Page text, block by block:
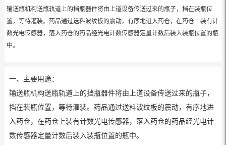
输送瓶机构送瓶轨道上的挡瓶器件将由上道设备传送过来的瓶子，挡在装瓶位
置，等待灌装。药品通过送料波纹板的震动，有序地进入药仓，在药仓上装有计
数光电传感器，落入药仓的药品经光电计数传感器定量计数后装入装瓶位置的瓶
中。
一、主要用途：
输送瓶机构送瓶轨道上的挡瓶器件将由上道设备传送过来的瓶子，
挡在装瓶位置，等待灌装。药品通过送料波纹板的震动，有序地进
入药仓，在药仓上装有计数光电传感器，落入药仓的药品经光电计
数传感器定量计数后装入装瓶位置的瓶中。